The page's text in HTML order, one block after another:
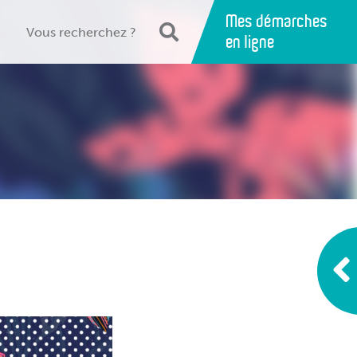
Mes démarches
en ligne